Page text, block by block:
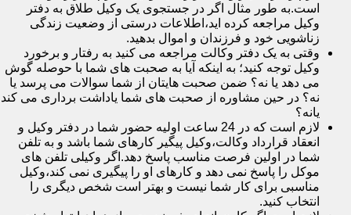
است.به طور مثال اگر در جستجوی یک وکیل طلاق به دفتر
وکیل مراجعه کرده اید،اطلاعات درستی از وضعیت زندگی
زناشویی خود و فرزندان و اموال بدهید.
وقتی به یک دفتر وکالت مراجعه می کنید به رفتار و برخورد
وکیل توجه کنید؛ به اینکه آیا به صحبت های شما با حوصله گوش
می دهد یا نه؟ ضمن صحبت هایتان از شما سوالات می پرسد یا
نه؟ در حین مشاوره از صحبت های شما یاداشت برداری می کند
یانه؟
لازم است که در 24 ساعت اولیه حضور شما در دفتر وکیل و
انعقاد قرارداد وکالت،وکیل پیگیر کارهای شما باشد و به تلفن
شما در اولین فرصت مناسب پاسخ دهد.اگر وکیلی تلفن های
موکل را پاسخ نمی دهد و کارهای او را پیگیری نمی کند،وکیل
مناسبی برای کار شما نیست و بهتر است شخص دیگری را
انتخاب کنید.